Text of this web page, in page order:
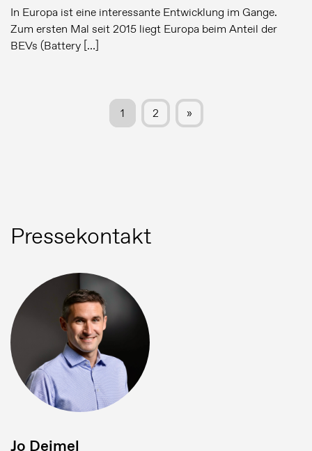
In Europa ist eine interessante Entwicklung im Gange.
Zum ersten Mal seit 2015 liegt Europa beim Anteil der
BEVs (Battery […]
1 2 »
Pressekontakt
Jo Deimel